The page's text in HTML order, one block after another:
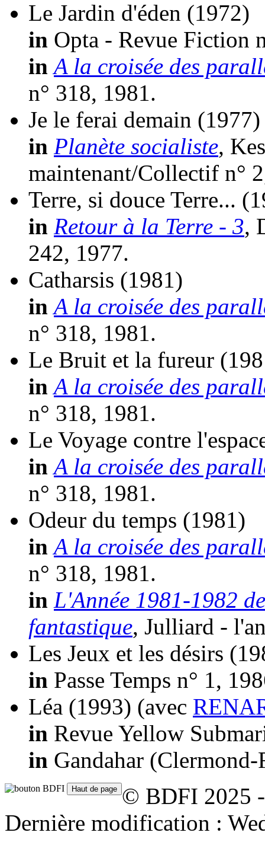
Le Jardin d'éden (1972)
in Opta - Revue Fiction
in A la croisée des
n° 318, 1981.
Je le ferai demain (1977)
in Planète socialiste,
maintenant/Collectif n°
Terre, si douce Terre...
in Retour à la Terre - 3,
242, 1977.
Catharsis (1981)
in A la croisée des
n° 318, 1981.
Le Bruit et la fureur
in A la croisée des
n° 318, 1981.
Le Voyage contre
in A la croisée des
n° 318, 1981.
Odeur du temps (1981)
in A la croisée des
n° 318, 1981.
in L'Année 1981-1982
fantastique, Julliard -
Les Jeux et les désirs
in Passe Temps n° 1,
Léa (1993) (avec
in Revue Yellow
in Gandahar
© BDFI 2025
Dernière modification :